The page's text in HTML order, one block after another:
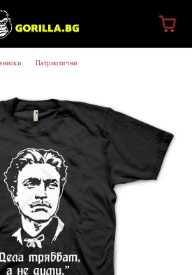
Патриотични